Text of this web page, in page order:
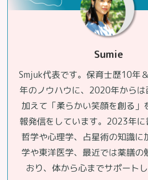
Sumie
Smjuk代表です。保育士歴10年
年のノウハウに、2020年からは
加えて「柔らかい笑顔を創る」
報発信をしています。2023年に
哲学や心理学、占星術の知識に
学や東洋医学、最近では薬膳の
おり、体から心までサポートし